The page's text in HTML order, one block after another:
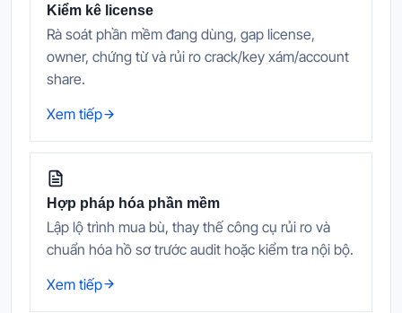
Kiểm kê license
Rà soát phần mềm đang dùng, gap license,
owner, chứng từ và rủi ro crack/key xám/account
share.
Xem tiếp
Hợp pháp hóa phần mềm
Lập lộ trình mua bù, thay thế công cụ rủi ro và
chuẩn hóa hồ sơ trước audit hoặc kiểm tra nội bộ.
Xem tiếp